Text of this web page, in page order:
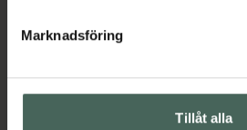
Marknadsföring
Tillåt alla
Kontakta oss
Vanliga frågor